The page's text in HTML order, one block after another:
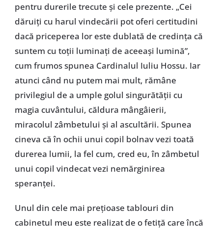
pentru durerile trecute și cele prezente. „Cei
dăruiți cu harul vindecării pot oferi certitudini
dacă priceperea lor este dublată de credința că
suntem cu toții luminați de aceeași lumină”,
cum frumos spunea Cardinalul Iuliu Hossu. Iar
atunci când nu putem mai mult, rămâne
privilegiul de a umple golul singurătății cu
magia cuvântului, căldura mângâierii,
miracolul zâmbetului și al ascultării. Spunea
cineva că în ochii unui copil bolnav vezi toată
durerea lumii, la fel cum, cred eu, în zâmbetul
unui copil vindecat vezi nemărginirea
speranței.
Unul din cele mai prețioase tablouri din
cabinetul meu este realizat de o fetiță care încă